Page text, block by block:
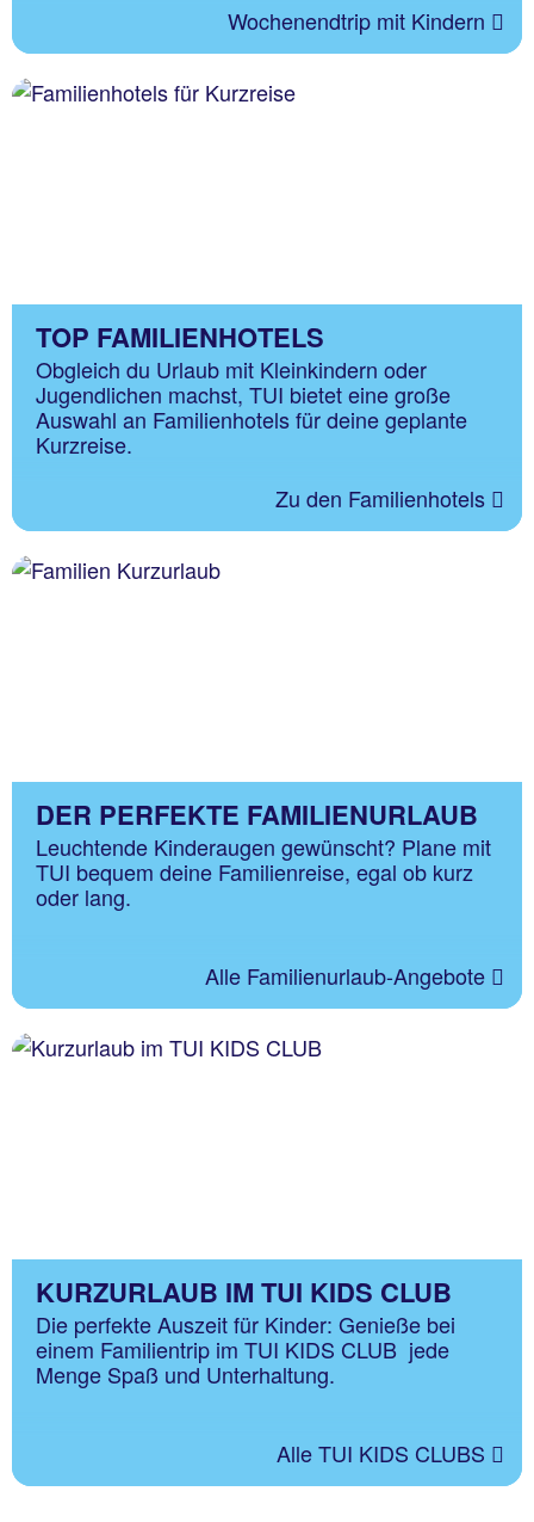
Wochenendtrip mit Kindern
TOP FAMILIENHOTELS
Obgleich du Urlaub mit Kleinkindern oder
Jugendlichen machst, TUI bietet eine große
Auswahl an Familienhotels für deine geplante
Kurzreise.
Zu den Familienhotels
DER PERFEKTE FAMILIENURLAUB
Leuchtende Kinderaugen gewünscht? Plane mit
TUI bequem deine Familienreise, egal ob kurz
oder lang.
Alle Familienurlaub-Angebote
KURZURLAUB IM TUI KIDS CLUB
Die perfekte Auszeit für Kinder: Genieße bei
einem Familientrip im TUI KIDS CLUB jede
Menge Spaß und Unterhaltung.
Alle TUI KIDS CLUBS